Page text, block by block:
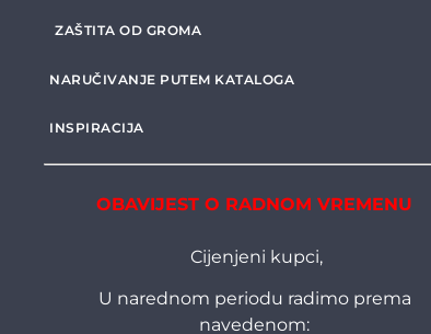
ZAŠTITA OD GROMA
NARUČIVANJE PUTEM KATALOGA
INSPIRACIJA
OBAVIJEST O RADNOM VREMENU
Cijenjeni kupci,
U narednom periodu radimo prema
navedenom: